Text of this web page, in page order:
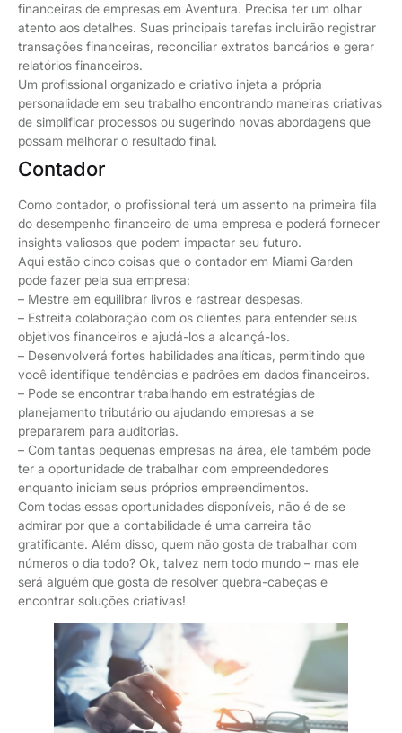
financeiras de empresas em Aventura. Precisa ter um olhar
atento aos detalhes. Suas principais tarefas incluirão registrar
transações financeiras, reconciliar extratos bancários e gerar
relatórios financeiros.
Um profissional organizado e criativo injeta a própria
personalidade em seu trabalho encontrando maneiras criativas
de simplificar processos ou sugerindo novas abordagens que
possam melhorar o resultado final.
Contador
Como contador, o profissional terá um assento na primeira fila
do desempenho financeiro de uma empresa e poderá fornecer
insights valiosos que podem impactar seu futuro.
Aqui estão cinco coisas que o contador em Miami Garden
pode fazer pela sua empresa:
– Mestre em equilibrar livros e rastrear despesas.
– Estreita colaboração com os clientes para entender seus
objetivos financeiros e ajudá-los a alcançá-los.
– Desenvolverá fortes habilidades analíticas, permitindo que
você identifique tendências e padrões em dados financeiros.
– Pode se encontrar trabalhando em estratégias de
planejamento tributário ou ajudando empresas a se
prepararem para auditorias.
– Com tantas pequenas empresas na área, ele também pode
ter a oportunidade de trabalhar com empreendedores
enquanto iniciam seus próprios empreendimentos.
Com todas essas oportunidades disponíveis, não é de se
admirar por que a contabilidade é uma carreira tão
gratificante. Além disso, quem não gosta de trabalhar com
números o dia todo? Ok, talvez nem todo mundo – mas ele
será alguém que gosta de resolver quebra-cabeças e
encontrar soluções criativas!